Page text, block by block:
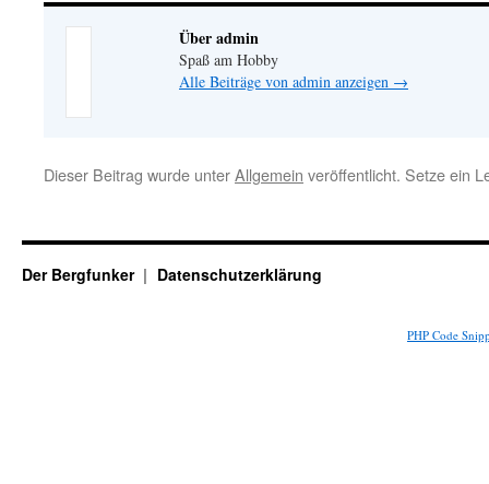
Über admin
Spaß am Hobby
Alle Beiträge von admin anzeigen →
Dieser Beitrag wurde unterAllgemein veröffentlicht. Setze ein
Der Bergfunker Datenschutzerklärung
PHP Code